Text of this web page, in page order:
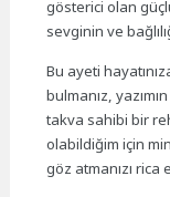
gösterici olan
sevginin ve
Bu ayeti
bulmanız,
takva sahibi bir
olabildiğim için
göz atmanızı rica